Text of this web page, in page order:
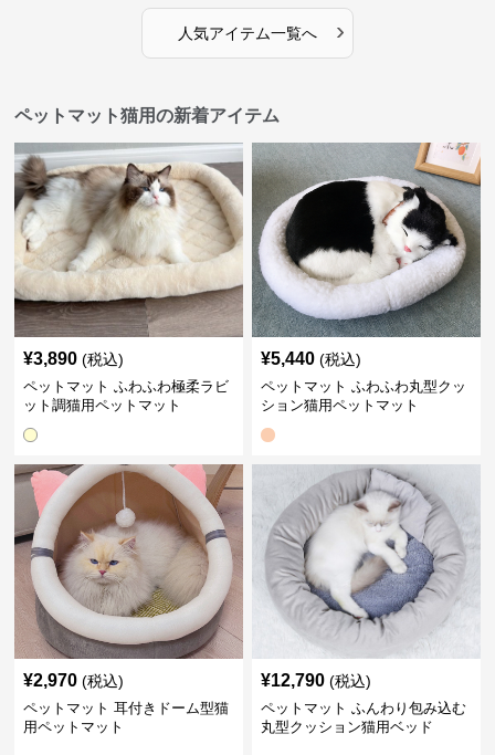
人気アイテム一覧へ ›
ペットマット猫用の新着アイテム
¥3,890 (税込)
ペットマット ふわふわ極柔ラビ
ット調猫用ペットマット
¥5,440 (税込)
ペットマット ふわふわ丸型クッ
ション猫用ペットマット
¥2,970 (税込)
ペットマット 耳付きドーム型猫
用ペットマット
¥12,790 (税込)
ペットマット ふんわり包み込む
丸型クッション猫用ベッド